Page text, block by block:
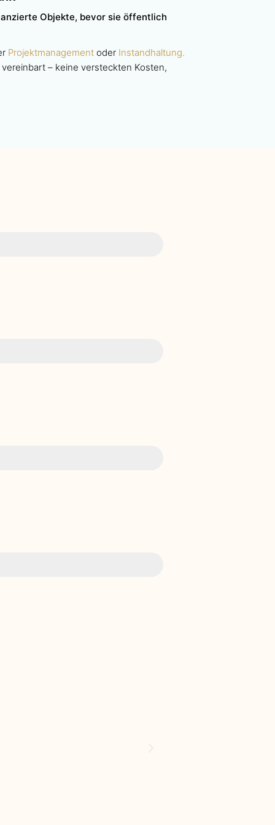
Objekte, bevor sie öffentlich
Projektmanagementoder Instandhaltung.
– keine versteckten Kosten,